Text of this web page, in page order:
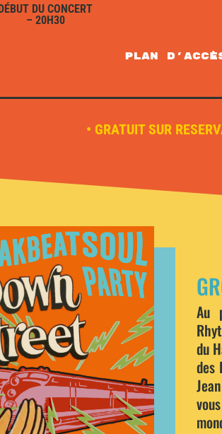
DU CONCERT
– 20H30
plan
• GRATUIT SUR
Au
du
des